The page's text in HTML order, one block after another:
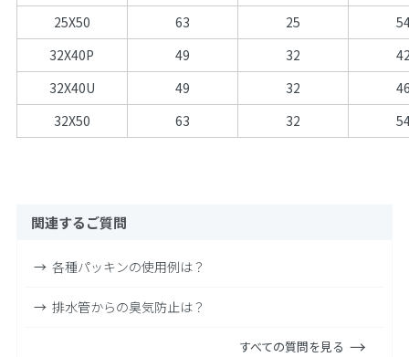
25X50
63 25
32X40P
49 32
32X40U
49 32
32X50
63 32
関連するご質問
各種パッキンの使用例は？
排水管からの臭気防止は？
すべての質問を見る